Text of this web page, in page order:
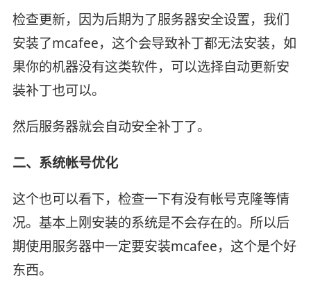
检查更新，因为后期为了服务器安全设置，我们
安装了mcafee，这个会导致补丁都无法安装，如
果你的机器没有这类软件，可以选择自动更新安
装补丁也可以。
然后服务器就会自动安全补丁了。
二、系统帐号优化
这个也可以看下，检查一下有没有帐号克隆等情
况。基本上刚安装的系统是不会存在的。所以后
期使用服务器中一定要安装mcafee，这个是个好
东西。